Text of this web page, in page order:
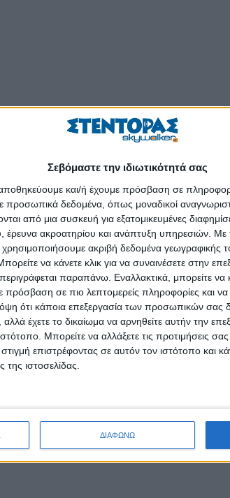
Σεβόμαστε την ιδιωτικότητά σας
αποθηκεύουμε και/ή έχουμε πρόσβαση σε
προσωπικά δεδομένα, όπως μοναδικοί
από μια συσκευή για εξατομικευμένες
έρευνα ακροατηρίου και ανάπτυξη υπηρεσιών. Με
χρησιμοποιήσουμε ακριβή δεδομένα γεωγραφικής
να κάνετε κλικ για να συναινέσετε στην
παραπάνω. Εναλλακτικά, μπορείτε να
πρόσβαση σε πιο λεπτομερείς πληροφορίες και να
ότι κάποια επεξεργασία των προσωπικών σας
έχετε το δικαίωμα να αρνηθείτε αυτήν την
Μπορείτε να αλλάξετε τις προτιμήσεις
επιστρέφοντας σε αυτόν τον ιστότοπο και
ιστοσελίδας.
ΔΙΑΦΩΝΩ